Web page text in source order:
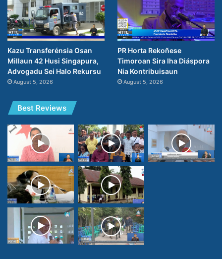
Kazu Transferénsia Osan
Millaun 42 Husi Singapura,
Advogadu Sei Halo Rekursu
August 5, 2026
PR Horta Rekoñese
Timoroan Sira Iha Diáspora
Nia Kontribuisaun
August 5, 2026
Best Reviews